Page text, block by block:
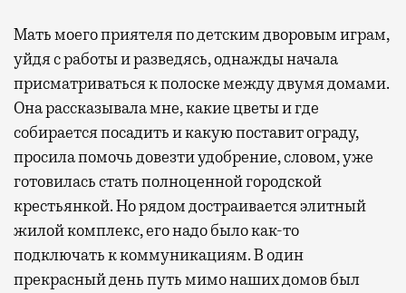
Мать моего приятеля по детским дворовым играм,
уйдя с работы и разведясь, однажды начала
присматриваться к полоске между двумя домами.
Она рассказывала мне, какие цветы и где
собирается посадить и какую поставит ограду,
просила помочь довезти удобрение, словом, уже
готовилась стать полноценной городской
крестьянкой. Но рядом достраивается элитный
жилой комплекс, его надо было как-то
подключать к коммуникациям. В один
прекрасный день путь мимо наших домов был